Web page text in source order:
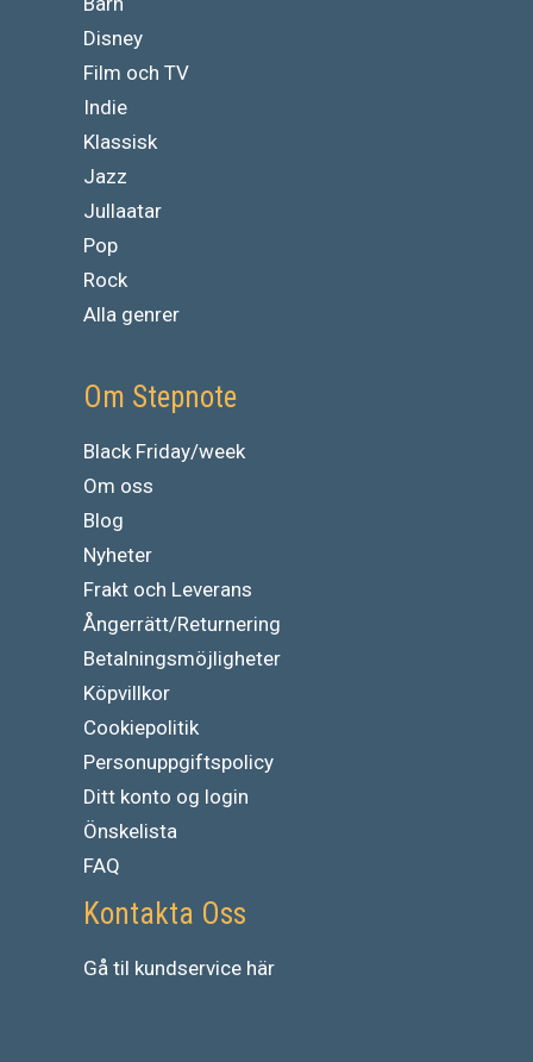
Disney
Film och TV
Indie
Klassisk
Jazz
Jullaatar
Pop
Rock
Alla genrer
Om Stepnote
Black Friday/week
Om oss
Blog
Nyheter
Frakt och Leverans
Ångerrätt/Returnering
Betalningsmöjligheter
Köpvillkor
Cookiepolitik
Personuppgiftspolicy
Ditt konto og login
Önskelista
FAQ
Kontakta Oss
Gå til kundservice här